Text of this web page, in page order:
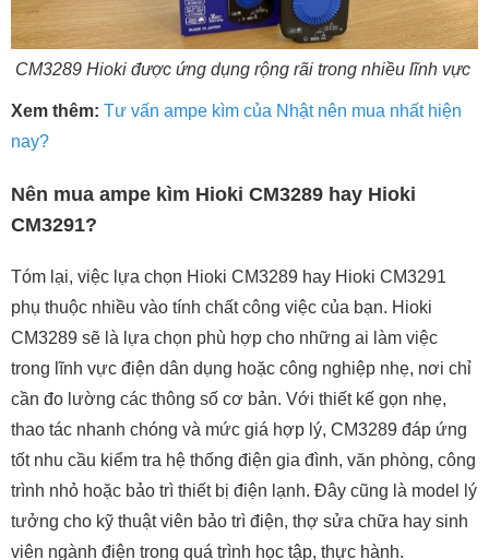
CM3289 Hioki được ứng dụng rộng rãi trong nhiều lĩnh vực
Xem thêm: Tư vấn ampe kìm của Nhật nên mua nhất hiện
nay?
Nên mua ampe kìm Hioki CM3289 hay Hioki
CM3291?
Tóm lại, việc lựa chọn Hioki CM3289 hay Hioki CM3291
phụ thuộc nhiều vào tính chất công việc của bạn. Hioki
CM3289 sẽ là lựa chọn phù hợp cho những ai làm việc
trong lĩnh vực điện dân dụng hoặc công nghiệp nhẹ, nơi chỉ
cần đo lường các thông số cơ bản. Với thiết kế gọn nhẹ,
thao tác nhanh chóng và mức giá hợp lý, CM3289 đáp ứng
tốt nhu cầu kiểm tra hệ thống điện gia đình, văn phòng, công
trình nhỏ hoặc bảo trì thiết bị điện lạnh. Đây cũng là model lý
tưởng cho kỹ thuật viên bảo trì điện, thợ sửa chữa hay sinh
viên ngành điện trong quá trình học tập, thực hành.